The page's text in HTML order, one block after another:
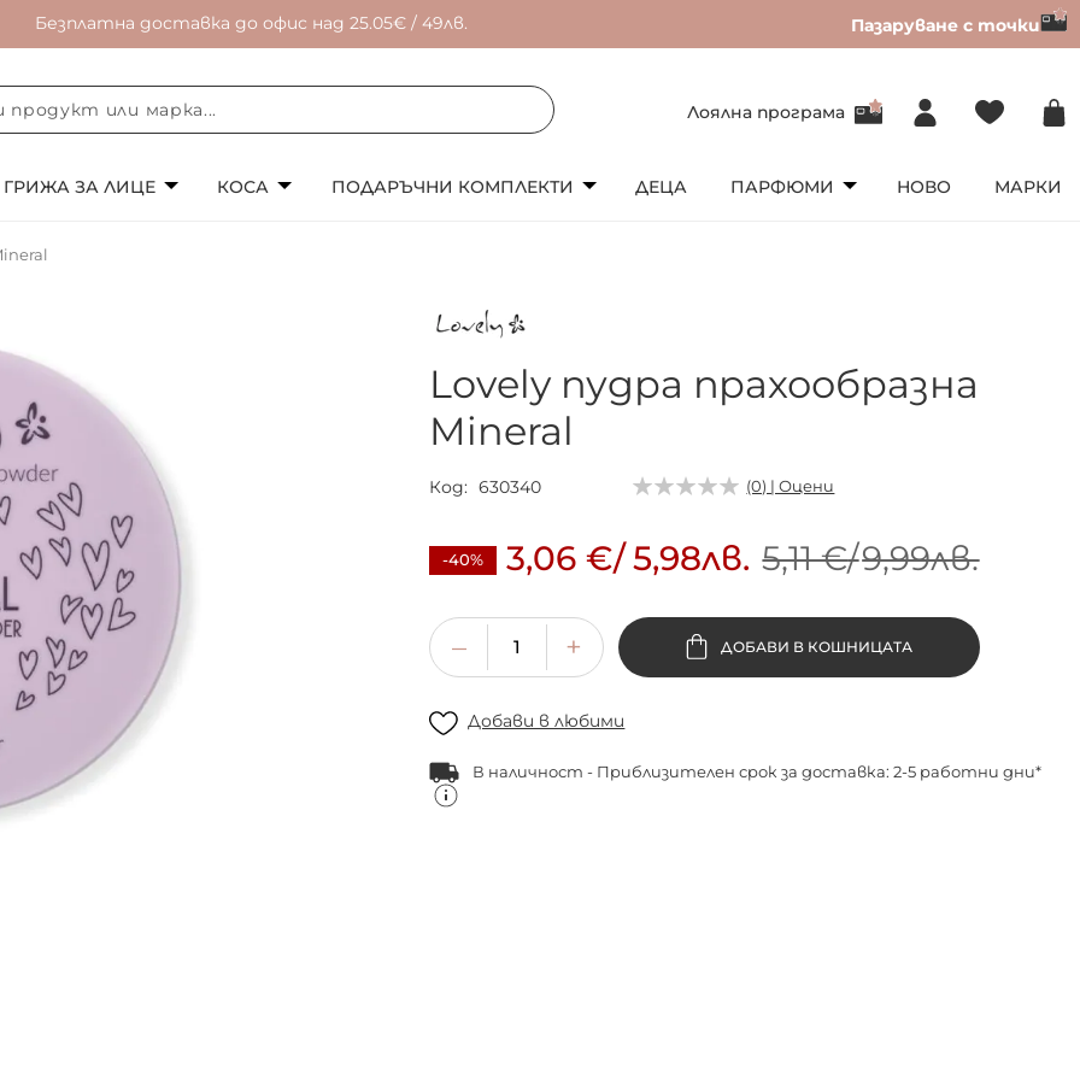
Безплатна доставка до офис над 25.05€ / 49лв. Пазаруване с точки
Лоялна програма
ГРИЖА ЗА ЛИЦЕ КОСА ПОДАРЪЧНИ КОМПЛЕКТИ ДЕЦА ПАРФЮМИ НОВО МАРКИ
Lovely пудра прахообразна
Mineral
Код 630340 (0) | Оцени
-40% 3,06 €/5,98лв. 5,11 €/9,99лв.
ДОБАВИ В КОШНИЦАТА
Добави в любими
В наличност - Приблизителен срок за доставка: 2-5 работни дни*